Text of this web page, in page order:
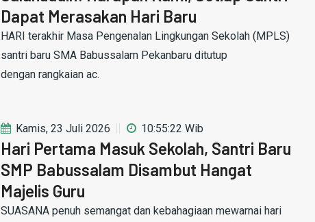
Dapat Merasakan Hari Baru
HARI terakhir Masa Pengenalan Lingkungan Sekolah (MPLS)
santri baru SMA Babussalam Pekanbaru ditutup
dengan rangkaian ac.
Kamis, 23 Juli 2026 10:55:22 Wib
Hari Pertama Masuk Sekolah, Santri Baru
SMP Babussalam Disambut Hangat
Majelis Guru
SUASANA penuh semangat dan kebahagiaan mewarnai hari